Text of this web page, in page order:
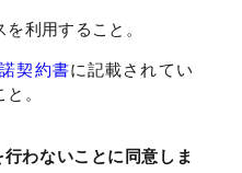
利用すること。
契約書に記載されてい
。
わないことに同意しま